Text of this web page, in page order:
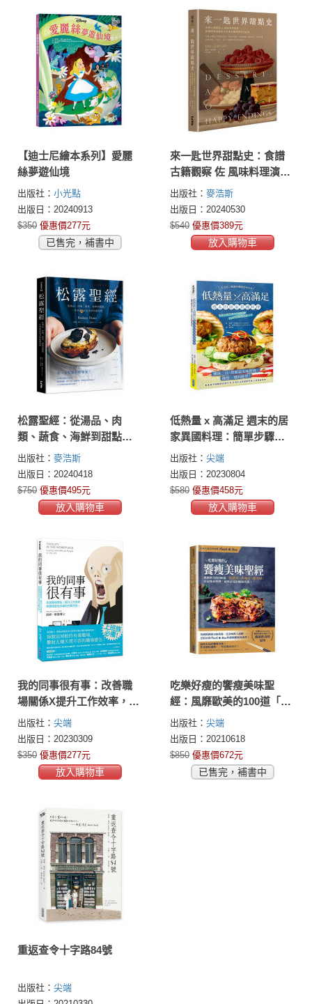
【迪士尼繪本系列】愛麗
絲夢遊仙境
出版社： 小光點
出版日：20240913
$350 優惠價277元
已售完，補書中
來一匙世界甜點史：食譜
古籍觀察 佐 風味料理演
變，揭開甜點蘊藏的百年
歷史趣聞與時代意義
出版社： 麥浩斯
出版日：20240530
$540 優惠價389元
放入購物車
松露聖經：從湯品、肉
類、蔬食、海鮮到甜點，
一次掌握63道美妙松露料
理
出版社： 麥浩斯
出版日：20240418
$750 優惠價495元
放入購物車
低熱量 x 高滿足 週末的居
家異國料理：簡單步驟完
成100道料理，不出門也能
創造儀式感
出版社： 尖端
出版日：20230804
$580 優惠價458元
放入購物車
我的同事很有事：改善職
場關係X提升工作效率，與
職場雷包共處的作戰守
則。
出版社： 尖端
出版日：20230309
$350 優惠價277元
放入購物車
吃樂好瘦的饗瘦美味聖
經：風靡歐美的100道「低
熱量×高飽足×超美味」居
家瘦身料理，前所未見的
健康佳餚！
出版社： 尖端
出版日：20210618
$850 優惠價672元
已售完，補書中
重返查令十字路84號
出版社： 尖端